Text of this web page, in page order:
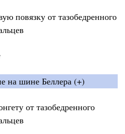
повязку от тазобедренного
на шине Беллера (+)
от тазобедренного